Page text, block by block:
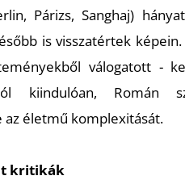
Párizs, Sanghaj)
is visszatértek
válogatott -
kiindulóan, Román
életmű komplexitását.
kritikák